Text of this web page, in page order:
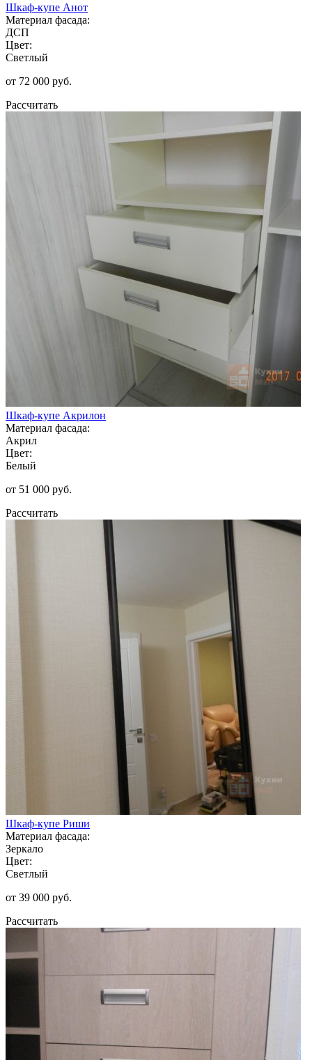
Шкаф-купе Анот
Материал фасада:
ДСП
Цвет:
Светлый
от 72 000 руб.
Рассчитать
Шкаф-купе Акрилон
Материал фасада:
Акрил
Цвет:
Белый
от 51 000 руб.
Рассчитать
Шкаф-купе Риши
Материал фасада:
Зеркало
Цвет:
Светлый
от 39 000 руб.
Рассчитать